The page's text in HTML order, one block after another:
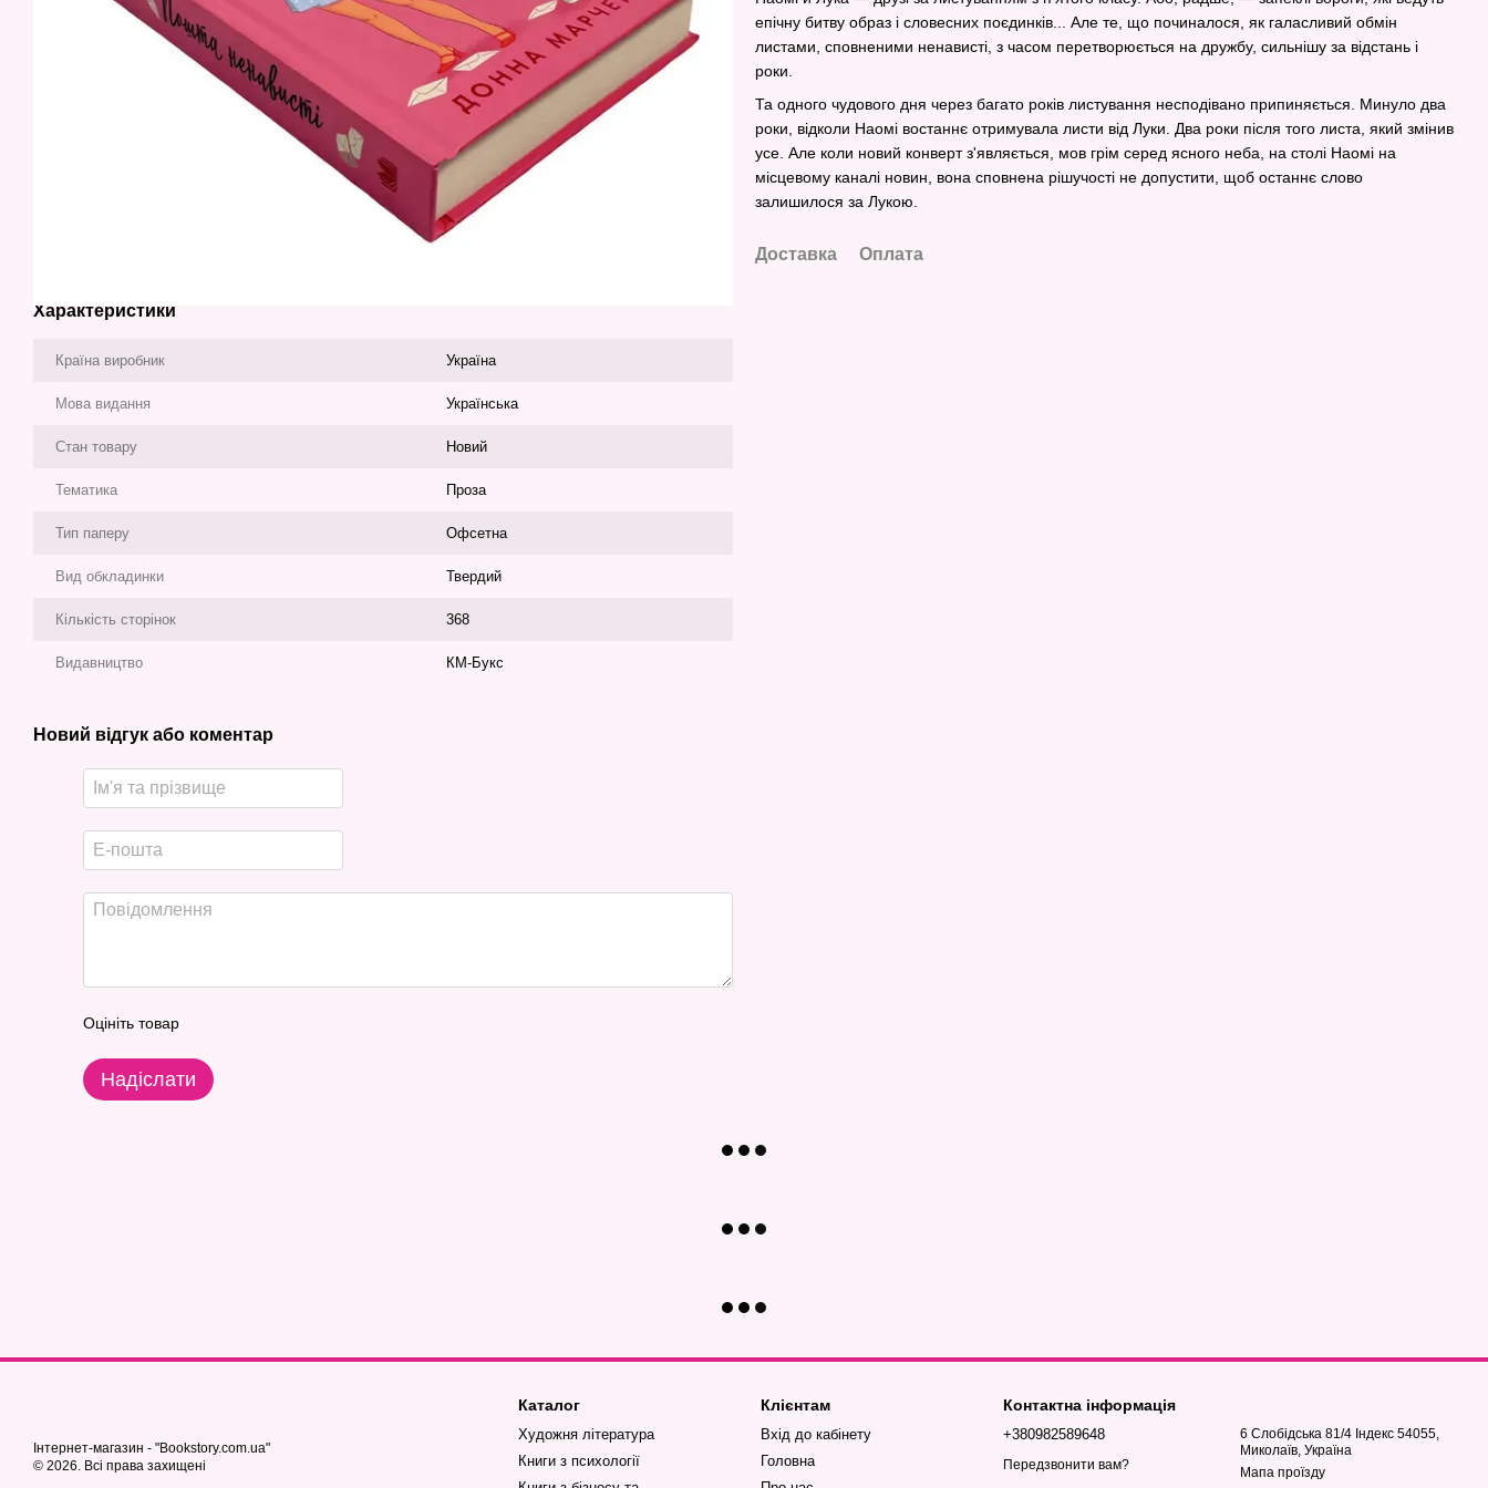
Характеристики
Країна виробник Україна
Мова видання Українська
Стан товару Новий
Тематика Проза
Тип паперу Офсетна
Вид обкладинки Твердий
Кількість сторінок 368
Видавництво КМ-Букс
Новий відгук або коментар
Оцініть товар
Надіслати
епічну битву образ і словесних поєдинків... Але те, що починалося, як галасливий обмін
листами, сповненими ненависті, з часом перетворюється на дружбу, сильнішу за відстань і
роки.
Та одного чудового дня через багато років листування несподівано припиняється. Минуло два
роки, відколи Наомі востаннє отримувала листи від Луки. Два роки після того листа, який змінив
усе. Але коли новий конверт з'являється, мов грім серед ясного неба, на столі Наомі на
місцевому каналі новин, вона сповнена рішучості не допустити, щоб останнє слово
залишилося за Лукою.
Доставка Оплата
Інтернет-магазин - "Bookstory.com.ua"
© 2026. Всі права захищені
Каталог
Художня література
Книги з психології
Клієнтам
Вхід до кабінету
Головна
Контактна інформація
+380982589648
Передзвонити вам?
6 Слобідська 81/4 Індекс 54055,
Миколаїв, Україна
Мапа проїзду